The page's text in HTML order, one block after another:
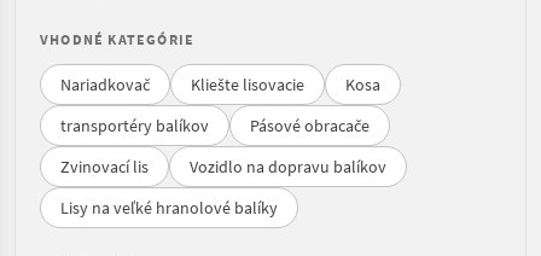
VHODNÉ KATEGÓRIE
Nariadkovač Kliešte lisovacie
Kosa
transportéry balíkov
Pásové obracače
Zvinovací lis
Vozidlo na dopravu balíkov
Lisy na veľké hranolové balíky